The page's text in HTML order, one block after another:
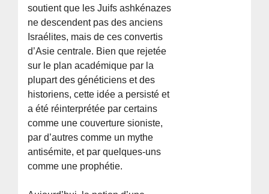
soutient que les Juifs ashkénazes
ne descendent pas des anciens
Israélites, mais de ces convertis
d’Asie centrale. Bien que rejetée
sur le plan académique par la
plupart des généticiens et des
historiens, cette idée a persisté et
a été réinterprétée par certains
comme une couverture sioniste,
par d’autres comme un mythe
antisémite, et par quelques-uns
comme une prophétie.